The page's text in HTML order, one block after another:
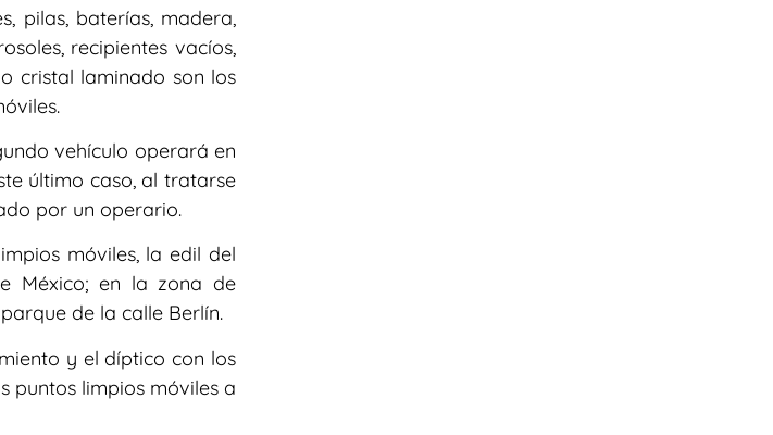
pilas, baterías, madera,
recipientes vacíos,
cristal laminado son los
vehículo operará en
último caso, al tratarse
por un operario.
móviles, la edil del
México; en la zona de
de la calle Berlín.
y el díptico con los
puntos limpios móviles a